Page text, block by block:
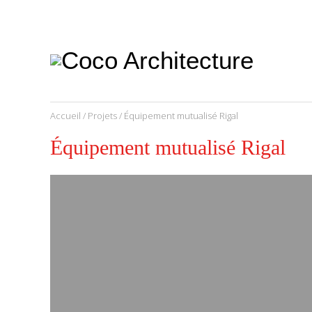
urbanisme,
etc.
Accueil / Projets/ Équipement mutualisé Rigal
Équipement mutualisé Rigal